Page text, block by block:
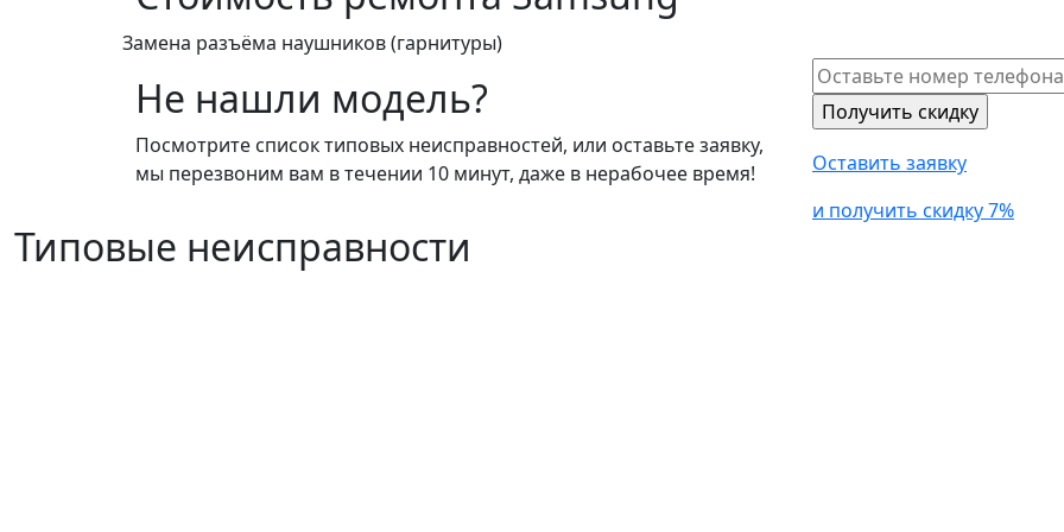
Замена разъёма наушников (гарнитуры)
Не нашли модель?
Посмотрите список типовых неисправностей, или оставьте заявку,
мы перезвоним вам в течении 10 минут, даже в нерабочее время!
Оставить заявку
и получить скидку 7%
Типовые неисправности